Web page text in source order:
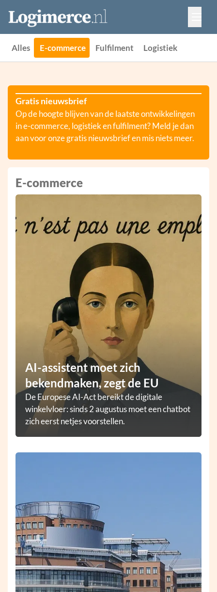
Vacatures
Events
Adverteren
Partners
Alles E-commerce Fulfilment Logistiek
Gratis nieuwsbrief
Op de hoogte blijven van de laatste ontwikkelingen
in e-commerce, logistiek en fulfilment? Meld je dan
aan voor onze gratis nieuwsbrief en mis niets meer.
E-commerce
AI-assistent moet zich
bekendmaken, zegt de EU
De Europese AI-Act bereikt de digitale
winkelvloer: sinds 2 augustus moet een chatbot
zich eerst netjes voorstellen.